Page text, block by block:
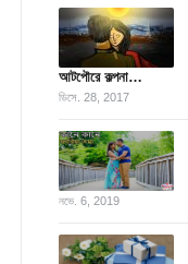
আটপৌরে কল্পনা…
ডিসে. 28, 2017
নভে. 6, 2019